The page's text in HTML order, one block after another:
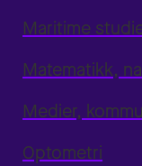
Maritime
Matematikk,
Medier,
Optometri